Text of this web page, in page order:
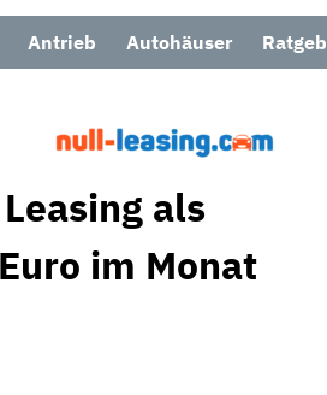
Antrieb Autohäuser
als
im Monat